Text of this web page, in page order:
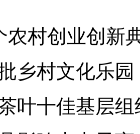
农村创业创新
乡村文化乐园
叶十佳基层组